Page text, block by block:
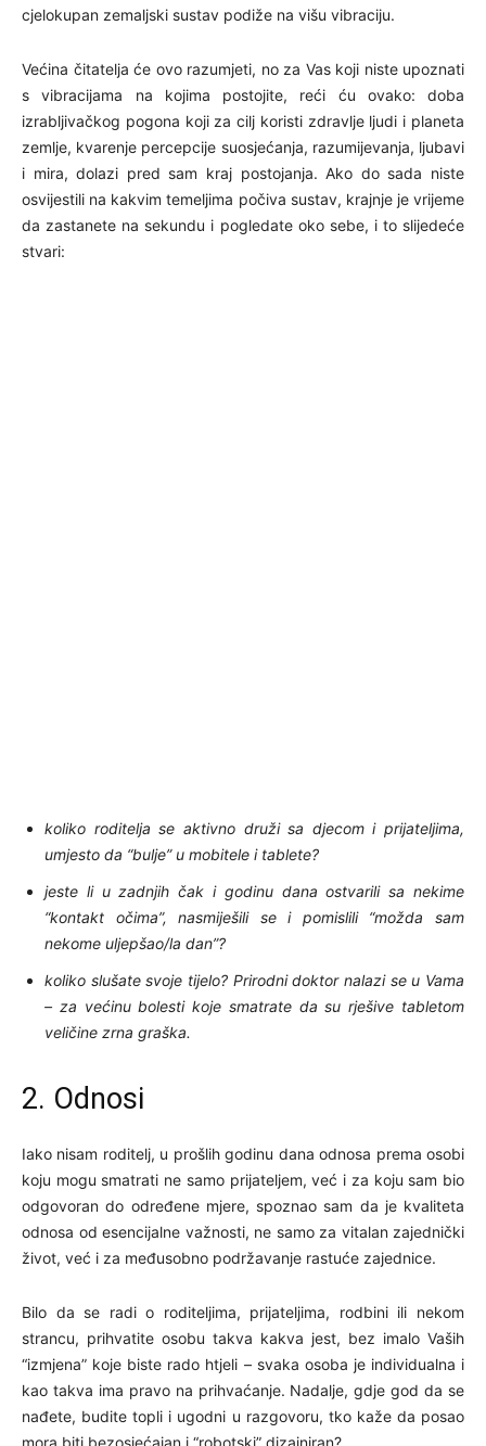
cjelokupan zemaljski sustav podiže na višu vibraciju.
Većina čitatelja će ovo razumjeti, no za Vas koji niste upoznati
s vibracijama na kojima postojite, reći ću ovako: doba
izrabljivačkog pogona koji za cilj koristi zdravlje ljudi i planeta
zemlje, kvarenje percepcije suosjećanja, razumijevanja, ljubavi
i mira, dolazi pred sam kraj postojanja. Ako do sada niste
osvijestili na kakvim temeljima počiva sustav, krajnje je vrijeme
da zastanete na sekundu i pogledate oko sebe, i to slijedeće
stvari:
koliko roditelja se aktivno druži sa djecom i prijateljima,
umjesto da “bulje” u mobitele i tablete?
jeste li u zadnjih čak i godinu dana ostvarili sa nekime
“kontakt očima”, nasmiješili se i pomislili “možda sam
nekome uljepšao/la dan”?
koliko slušate svoje tijelo? Prirodni doktor nalazi se u Vama
– za većinu bolesti koje smatrate da su rješive tabletom
veličine zrna graška.
2. Odnosi
Iako nisam roditelj, u prošlih godinu dana odnosa prema osobi
koju mogu smatrati ne samo prijateljem, već i za koju sam bio
odgovoran do određene mjere, spoznao sam da je kvaliteta
odnosa od esencijalne važnosti, ne samo za vitalan zajednički
život, već i za međusobno podržavanje rastuće zajednice.
Bilo da se radi o roditeljima, prijateljima, rodbini ili nekom
strancu, prihvatite osobu takva kakva jest, bez imalo Vaših
“izmjena” koje biste rado htjeli – svaka osoba je individualna i
kao takva ima pravo na prihvaćanje. Nadalje, gdje god da se
nađete, budite topli i ugodni u razgovoru, tko kaže da posao